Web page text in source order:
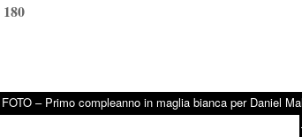
180
FOTO – Primo compleanno in maglia bianca per Daniel